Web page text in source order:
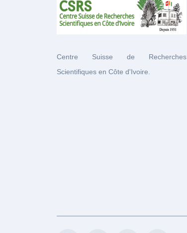
Centre Suisse de Recherches
Scientifiques en Côte d'Ivoire.